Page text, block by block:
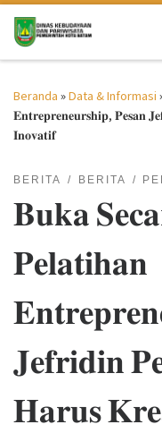
Skip to content
Beranda »Data & Informasi
𝐄𝐧𝐭𝐫𝐞𝐩𝐫𝐞𝐧𝐞𝐮𝐫𝐬𝐡𝐢𝐩, 𝐏𝐞𝐬𝐚𝐧
𝐈𝐧𝐨𝐯𝐚𝐭𝐢𝐟
BERITA BERITA
𝐁𝐮𝐤𝐚
𝐏𝐞𝐥𝐚𝐭𝐢𝐡𝐚𝐧
𝐉𝐞𝐟𝐫𝐢𝐝𝐢𝐧
𝐇𝐚𝐫𝐮𝐬